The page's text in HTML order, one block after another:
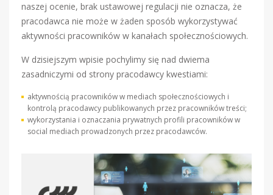
naszej ocenie, brak ustawowej regulacji nie oznacza, że
pracodawca nie może w żaden sposób wykorzystywać
aktywności pracowników w kanałach społecznościowych.
W dzisiejszym wpisie pochylimy się nad dwiema
zasadniczymi od strony pracodawcy kwestiami:
aktywnością pracowników w mediach społecznościowych i
kontrolą pracodawcy publikowanych przez pracowników treści;
wykorzystania i oznaczania prywatnych profili pracowników w
social mediach prowadzonych przez pracodawców.